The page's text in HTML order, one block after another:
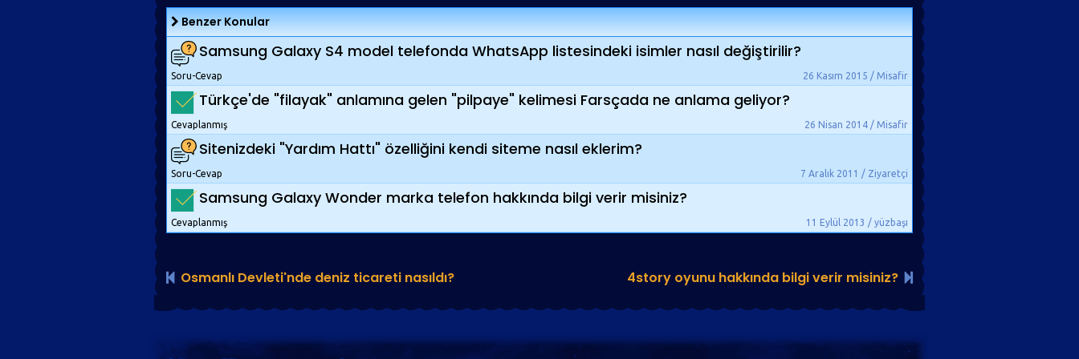
Benzer Konular
Samsung Galaxy S4 model telefonda WhatsApp listesindeki isimler nasıl değiştirilir?
26 Kasım 2015 / Misafir
Soru-Cevap
Türkçe'de "filayak" anlamına gelen "pilpaye" kelimesi Farsçada ne anlama geliyor?
26 Nisan 2014 / Misafir
Cevaplanmış
Sitenizdeki "Yardım Hattı" özelliğini kendi siteme nasıl eklerim?
7 Aralık 2011 / Ziyaretçi
Soru-Cevap
Samsung Galaxy Wonder marka telefon hakkında bilgi verir misiniz?
11 Eylül 2013 / yüzbaşı
Cevaplanmış
Osmanlı Devleti'nde deniz ticareti nasıldı? 4story oyunu hakkında bilgi verir misiniz?